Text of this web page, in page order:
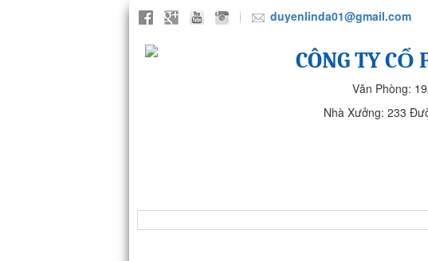
duyenlinda01@gmail.com
CÔNG TY
Văn Phòng:
Nhà Xưởng: 233